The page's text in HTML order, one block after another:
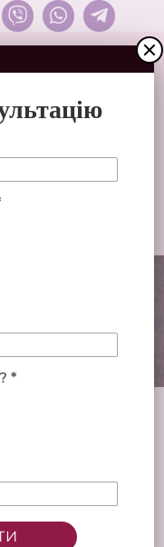
зі швами
*